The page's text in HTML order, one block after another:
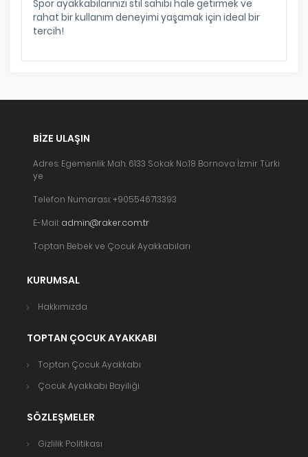
Spor ayakkabılarınızı stil sahibi hale getirmek ve
rahat bir kullanım deneyimi yaşamak için ideal bir
tercih!
BIZE ULAŞIN
Adres: Egemenlik Mah. 6133 Sokak No:18 Bornova İzmir Türki
ye
Telefon Numarası: +905546713393
E-Mail: admin@raker.com.tr
Toptan Bebek ve Çocuk Ayakkabıları
KURUMSAL
Hakkımızda
TOPTAN ÇOCUK AYAKKABI
Toptan Çocuk Ayakkabı
Çocuk Ayakkabı Bayiliği
SÖZLEŞMELER
Gizlilik Politikası